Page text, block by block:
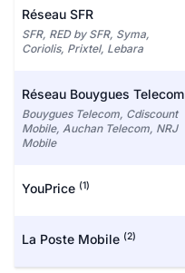
Réseau SFR
SFR, RED by SFR, Syma,
Coriolis, Prixtel, Lebara
Réseau Bouygues Telecom
Bouygues Telecom, Cdiscount
Mobile, Auchan Telecom, NRJ
Mobile
YouPrice (1)
La Poste Mobile (2)